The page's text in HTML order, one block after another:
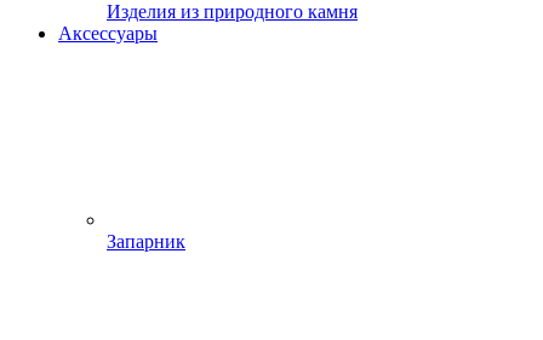
Изделия из природного камня
Аксессуары
Запарник